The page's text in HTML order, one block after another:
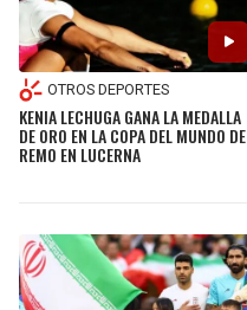
OTROS DEPORTES
KENIA LECHUGA GANA LA MEDALLA
DE ORO EN LA COPA DEL MUNDO DE
REMO EN LUCERNA